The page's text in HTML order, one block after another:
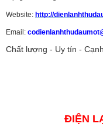
Website: http://
Email:
Chất lượng - Uy tín -
ĐIỆN